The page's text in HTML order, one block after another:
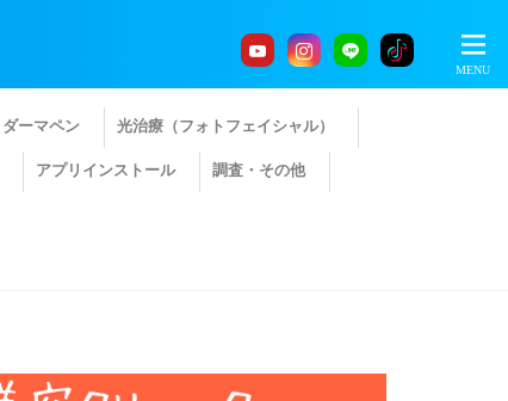
ダーマペン 光治療（フォトフェイシャル）
アプリインストール 調査・その他